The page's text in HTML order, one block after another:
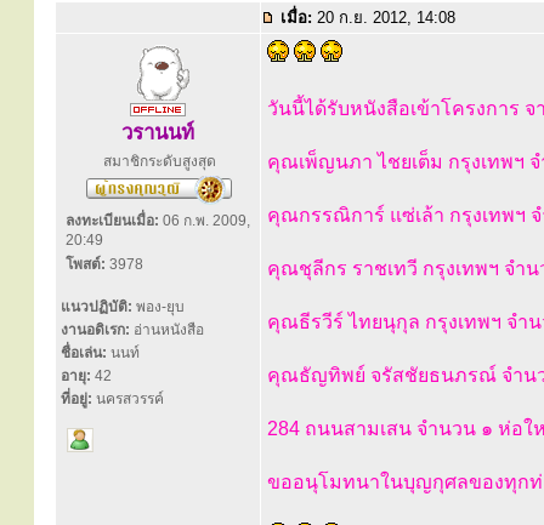
เมื่อ: 20 ก.ย. 2012, 14:08
วรานนท์
สมาชิกระดับสูงสุด
ลงทะเบียนเมื่อ: 06 ก.พ. 2009,
20:49
โพสต์: 3978
แนวปฏิบัติ: พอง-ยุบ
งานอดิเรก: อ่านหนังสือ
ชื่อเล่น: นนท์
อายุ: 42
ที่อยู่: นครสวรรค์
วันนี้ได้รับหนังสือเข้าโครงการ จ
คุณเพ็ญนภา ไชยเต็ม กรุงเทพฯ
คุณกรรณิการ์ แซ่เล้า กรุงเทพฯ
คุณชุลีกร ราชเทวี กรุงเทพฯ จำ
คุณธีรวีร์ ไทยนุกุล กรุงเทพฯ จำ
คุณธัญทิพย์ จรัสชัยธนภรณ์ จำน
284 ถนนสามเสน จำนวน ๑ ห่อใ
ขออนุโมทนาในบุญกุศลของทุก